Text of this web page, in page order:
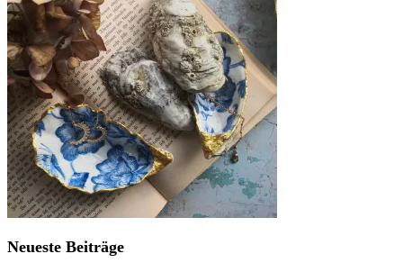
Neueste Beiträge